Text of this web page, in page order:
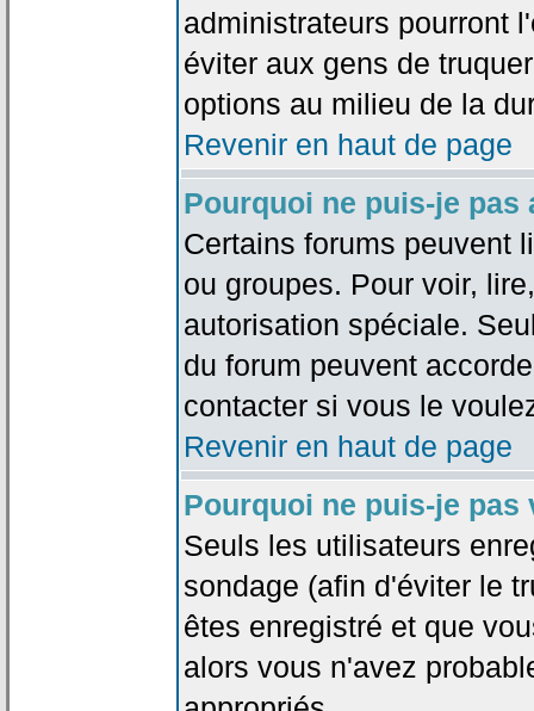
administrateurs pourront
éviter aux gens de
options au milieu de la
Revenir en haut de page
Pourquoi ne puis-je pas
Certains forums peuvent
ou groupes. Pour voir,
autorisation spéciale.
du forum peuvent
contacter si vous le
Revenir en haut de page
Pourquoi ne puis-je pas
Seuls les utilisateurs
sondage (afin d'éviter le
êtes enregistré et que
alors vous n'avez